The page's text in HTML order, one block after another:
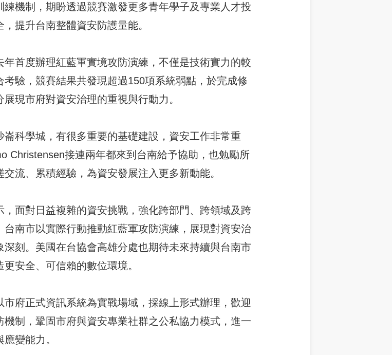
機制，期盼透過競賽激發更多青年學子及專業人才投
提升台南整體資安防護量能。
首度辦理紅藍軍實境攻防演練，不僅是技術實力的較
驗，競賽結果共發現超過150項系統弱點，於完成修
現市府對資安治理的重視與行動力。
科學城，有很多重要的基礎建設，資安工作非常重
Christensen接連兩年都來到台南給予協助，也勉勵所
流、累積經驗，為資安發展注入更多新動能。
面對日益複雜的資安挑戰，強化跨部門、跨領域及跨
南市以實際行動推動紅藍軍攻防演練，展現對資安治
刻。美國在台協會高雄分處也期待未來持續與台南市
安全、可信賴的數位環境。
府正式資訊系統為實戰場域，採線上形式辦理，歡迎
制，鞏固市府與資安專業社群之公私協力模式，進一
變能力。